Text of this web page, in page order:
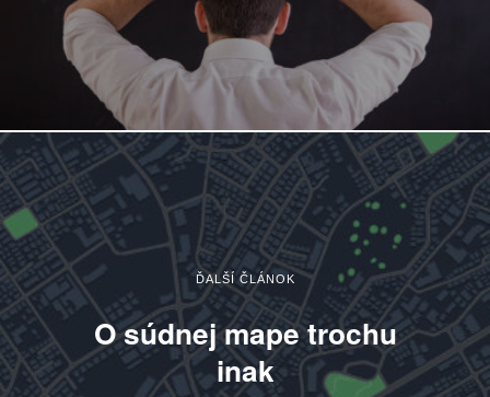
ĎALŠÍ ČLÁNOK
O súdnej mape trochu
inak